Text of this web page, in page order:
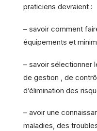
praticiens devraient :
– savoir comment
équipements et
– savoir sélectionner
de gestion , de
d’élimination des
– avoir une
maladies, des